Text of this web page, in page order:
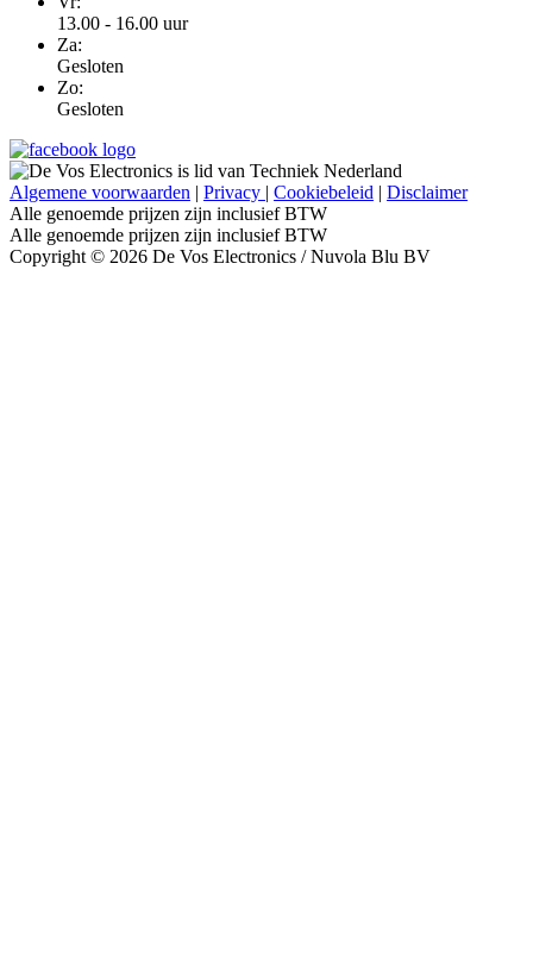
13.00 - 16.00 uur
Za:
Gesloten
Zo:
Gesloten
Algemene voorwaarden | Privacy | Cookiebeleid | Disclaimer
Alle genoemde prijzen zijn inclusief BTW
Alle genoemde prijzen zijn inclusief BTW
Copyright © 2026 De Vos Electronics / Nuvola Blu BV